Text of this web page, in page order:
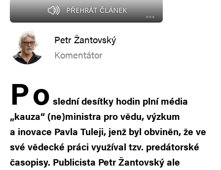
PŘEHRÁT ČLÁNEK
Petr Žantovský
Komentátor
Po slední desítky hodin plní média
„kauza“ (ne)ministra pro vědu, výzkum
a inovace Pavla Tuleji, jenž byl obviněn, že ve
své vědecké práci využíval tzv. predátorské
časopisy. Publicista Petr Žantovský ale